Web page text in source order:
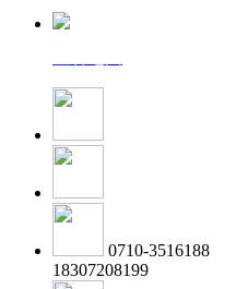
0710-3516188
18307208199